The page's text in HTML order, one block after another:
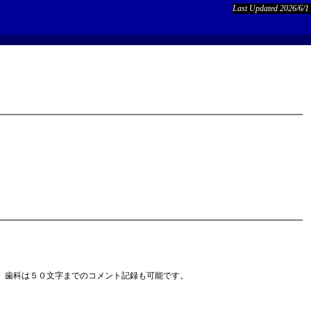
Last Updated 2026/6/1
科は５０文字までのコメント記録も可能です。